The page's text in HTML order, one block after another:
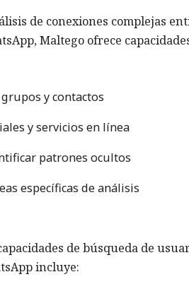
de conexiones complejas
Maltego ofrece
y contactos
y servicios en línea
patrones ocultos
específicas de análisis
de búsqueda de
incluye: